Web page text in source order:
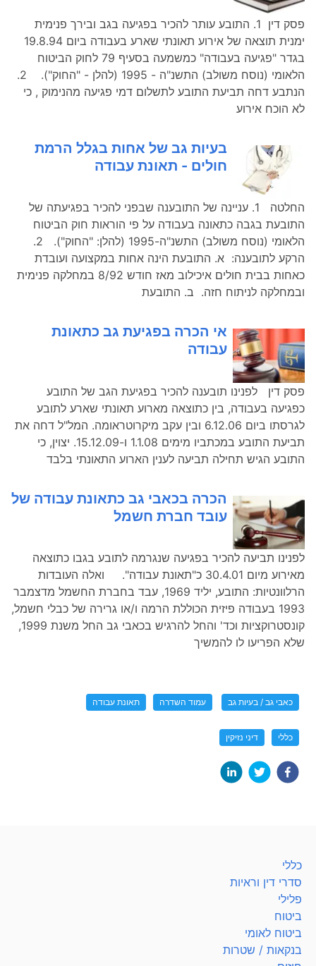
פסק דין 1. התובע עותר להכיר בפגיעה בגב ובירך פנימית
ימנית תוצאה של אירוע תאונתי שארע בעבודה ביום 19.8.94
בגדר "פגיעה בעבודה" כמשמעה בסעיף 79 לחוק הביטוח
הלאומי (נוסח משולב) התשנ"ה - 1995 (להלן - "החוק"). 2.
הנתבע דחה תביעת התובע לתשלום דמי פגיעה מהנימוק , כי
לא הוכח אירוע
בעיות גב של אחות בגלל הרמת
חולים - תאונת עבודה
החלטה 1. עניינה של התובענה שבפני להכיר בפגיעתה של
התובעת בגבה כתאונה בעבודה על פי הוראות חוק הביטוח
הלאומי (נוסח משולב) התשנ"ה-1995 (להלן: "החוק"). 2.
הרקע לתובענה: א. התובעת הינה אחות במקצועה ועובדת
כאחות בבית חולים איכילוב מאז חודש 8/92 במחלקה פנימית
ובמחלקה לניתוח חזה. ב. התובעת
אי הכרה בפגיעת גב כתאונת
עבודה
פסק דין לפנינו תובענה להכיר בפגיעת הגב של התובע
כפגיעה בעבודה, בין כתוצאה מארוע תאונתי שארע לתובע
לגרסתו ביום 6.12.06 ובין עקב מיקרוטראומה. המל"ל דחה את
תביעת התובע במכתביו מימים 1.1.08 ו-15.12.09. יצוין, כי
התובע הגיש תחילה תביעה לענין הארוע התאונתי בלבד
הכרה בכאבי גב כתאונת עבודה של
עובד חברת חשמל
לפנינו תביעה להכיר בפגיעה שנגרמה לתובע בגבו כתוצאה
מאירוע מיום 30.4.01 כ"תאונת עבודה". ואלה העובדות
הרלוונטיות: התובע, יליד 1969, עבד בחברת החשמל מדצמבר
1993 בעבודה פיזית הכוללת הרמה ו/או גרירה של כבלי חשמל,
קונסטרוקציות וכד' והחל להרגיש בכאבי גב החל משנת 1999,
שלא הפריעו לו להמשיך
כאבי גב / בעיות גב עמוד השדרה תאונת עבודה
כללי דיני נזיקין
כללי
סדרי דין וראיות
פלילי
ביטוח
ביטוח לאומי
בנקאות / שטרות